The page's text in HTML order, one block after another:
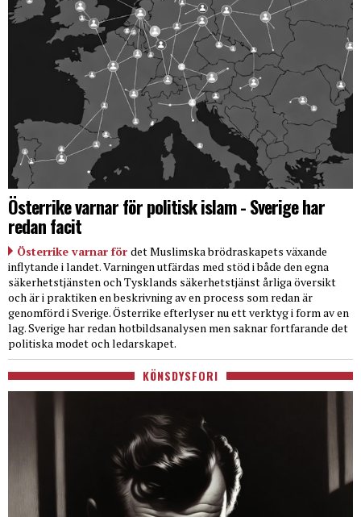
Österrike varnar för politisk islam - Sverige har
redan facit
Österrike varnar för det Muslimska brödraskapets växande
inflytande i landet. Varningen utfärdas med stöd i både den egna
säkerhetstjänsten och Tysklands säkerhetstjänst årliga översikt
och är i praktiken en beskrivning av en process som redan är
genomförd i Sverige. Österrike efterlyser nu ett verktyg i form av en
lag. Sverige har redan hotbildsanalysen men saknar fortfarande det
politiska modet och ledarskapet.
KÖNSDYSFORI